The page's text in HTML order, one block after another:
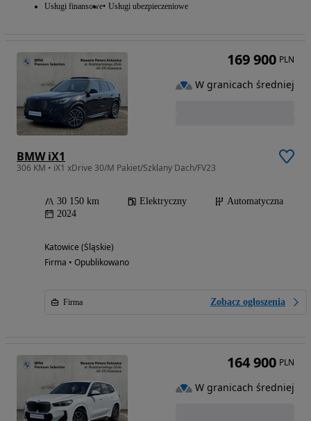
Usługi finansowe Usługi ubezpieczeniowe
BMW iX1
306 KM • iX1 xDrive 30/M Pakiet/Szklany Dach/FV23
30 150 km Elektryczny
Automatyczna
2024
Katowice (Śląskie)
Firma • Opublikowano
Firma Zobacz ogłoszenia
169 900 PLN
W granicach średniej
164 900 PLN
W granicach średniej